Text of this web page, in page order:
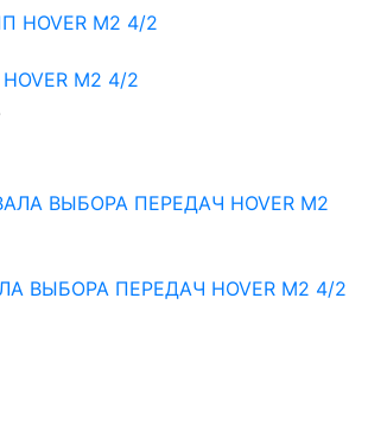
M2 4/2
ВЫБОРА ПЕРЕДАЧ HOVER M2 4/2